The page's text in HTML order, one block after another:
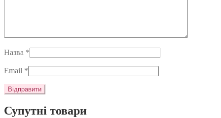
Назва *
Email *
Супутні товари